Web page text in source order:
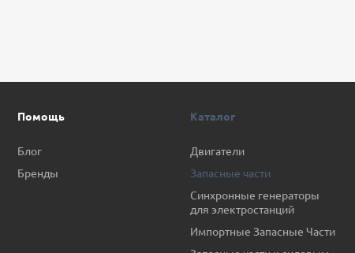
Помощь
Блог
Бренды
Каталог
Двигатели
Запасные части
Синхронные генераторы
для электростанций
Импортные Запасные Части